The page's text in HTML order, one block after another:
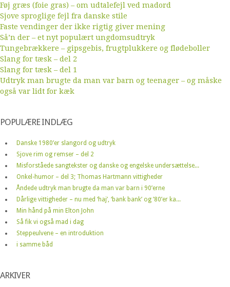
Føj græs (foie gras) – om udtalefejl ved madord
Sjove sproglige fejl fra danske stile
Faste vendinger der ikke rigtig giver mening
Så’n der – et nyt populært ungdomsudtryk
Tungebrækkere – gipsgebis, frugtplukkere og flødeboller
Slang for tæsk – del 2
Slang for tæsk – del 1
Udtryk man brugte da man var barn og teenager – og måske
også var lidt for kæk
POPULÆRE INDLÆG
Danske 1980’er slangord og udtryk
Sjove rim og remser – del 2
Misforståede sangtekster og danske og engelske undersættelse...
Onkel-humor – del 3; Thomas Hartmann vittigheder
Åndede udtryk man brugte da man var barn i 90’erne
Dårlige vittigheder – nu med ‘haj’, ‘bank bank’ og ’80’er ka...
Min hånd på min Elton John
Så fik vi også mad i dag
Steppeulvene – en introduktion
i samme båd
ARKIVER